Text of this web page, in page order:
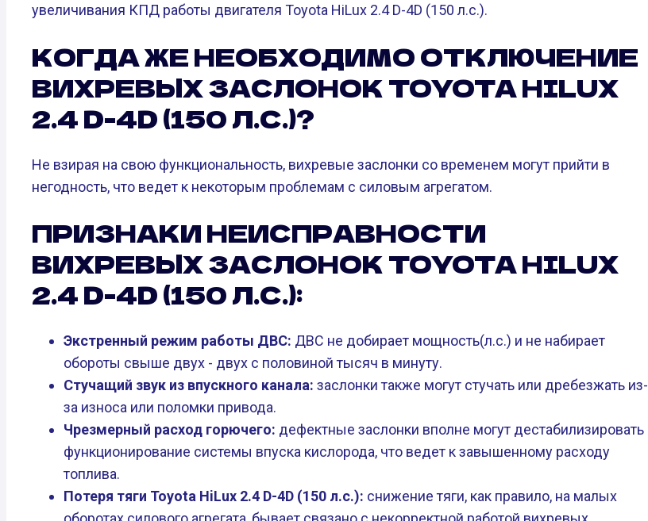
увеличивания КПД работы двигателя Toyota HiLux 2.4 D-4D (150 л.с.).
КОГДА ЖЕ НЕОБХОДИМО ОТКЛЮЧЕНИЕ
ВИХРЕВЫХ ЗАСЛОНОК TOYOTA HILUX
2.4 D-4D (150 Л.С.)?
Не взирая на свою функциональность, вихревые заслонки со временем могут прийти в
негодность, что ведет к некоторым проблемам с силовым агрегатом.
ПРИЗНАКИ НЕИСПРАВНОСТИ
ВИХРЕВЫХ ЗАСЛОНОК TOYOTA HILUX
2.4 D-4D (150 Л.С.):
Экстренный режим работы ДВС: ДВС не добирает мощность(л.с.) и не набирает
обороты свыше двух - двух с половиной тысяч в минуту.
Стучащий звук из впускного канала: заслонки также могут стучать или дребезжать из-
за износа или поломки привода.
Чрезмерный расход горючего: дефектные заслонки вполне могут дестабилизировать
функционирование системы впуска кислорода, что ведет к завышенному расходу
топлива.
Потеря тяги Toyota HiLux 2.4 D-4D (150 л.с.): снижение тяги, как правило, на малых